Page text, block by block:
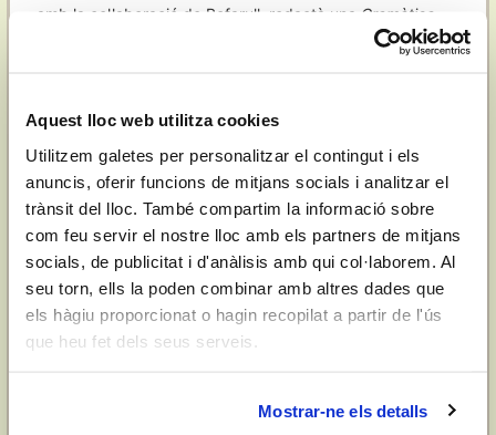
Aquest lloc web utilitza cookies
Utilitzem galetes per personalitzar el contingut i els
anuncis, oferir funcions de mitjans socials i analitzar el
trànsit del lloc. També compartim la informació sobre
com feu servir el nostre lloc amb els partners de mitjans
socials, de publicitat i d'anàlisis amb qui col·laborem. Al
seu torn, ells la poden combinar amb altres dades que
els hàgiu proporcionat o hagin recopilat a partir de l'ús
que heu fet dels seus serveis.
Mostrar-ne els detalls
amb la col·laboració de Bofarull, redactà una Gramàtica
Diccionario catalán-
pertinença a l’Acadèmia de Bones Lletres des de 1861, de
la qual arribà a ser secretari, càrrec que també ocupa a la
Universitat de Barcelona des de 1885 fins que mor en
1887 de pulmonia i atàxia.
La seua atenció a les qüestions econòmiques el fa
col·laborar, a banda de la publicació esmentada, alDiario
de Barcelona ,El Solo El Áncora. També el va conduir a
ser secretari de Foment de la Producció Espanyola, la
patronal catalana fundada en 1876 per Pere Bosch per
Girona. Des de la fundació fins a 1882, va dirigir el seu